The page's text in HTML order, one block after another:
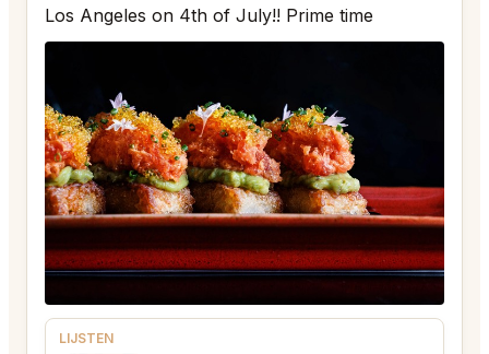
Los Angeles on 4th of July!! Prime time
LIJSTEN